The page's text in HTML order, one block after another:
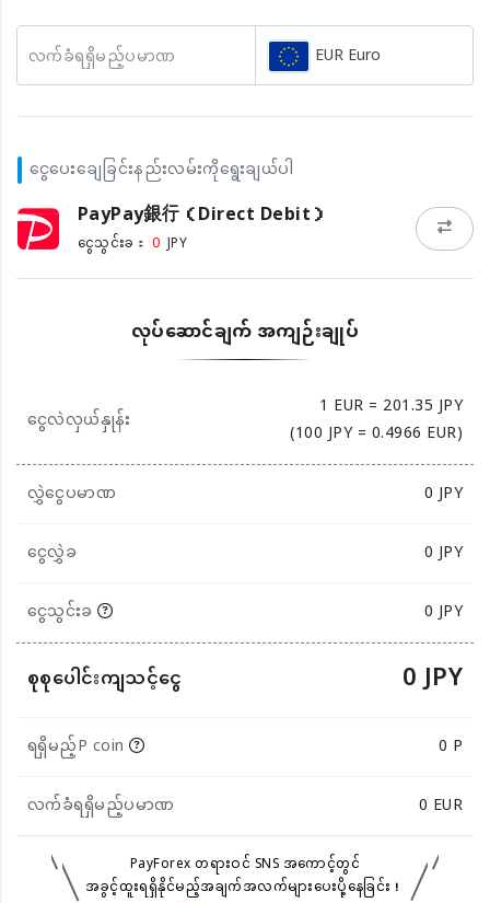
လက်ခံရရှိမည့်ပမာဏ EUR Euro
ငွေပေးချေခြင်းနည်းလမ်းကိုရွေးချယ်ပါ
PayPay銀行（Direct Debit）
ငွေသွင်းခ： 0 JPY
လုပ်ဆောင်ချက် အကျဉ်းချုပ်
ငွေလဲလှယ်နှုန်း
1 EUR = 201.35 JPY
(100 JPY = 0.4966 EUR)
လွှဲငွေပမာဏ
0JPY
ငွေလွှဲခ
0 JPY
ငွေသွင်းခ
0 JPY
စုစုပေါင်းကျသင့်ငွေ 0 JPY
ရရှိမည့်P coin
0 P
လက်ခံရရှိမည့်ပမာဏ
0 EUR
PayForex တရားဝင် SNS အကောင့်တွင်
အခွင့်ထူးရရှိနိုင်မည့်အချက်အလက်များပေးပို့နေခြင်း！